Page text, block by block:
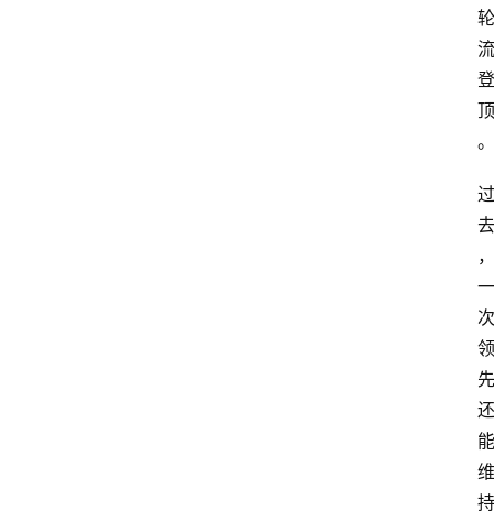
轮
流
登
顶
。
过
去
，
一
次
领
先
还
能
维
持